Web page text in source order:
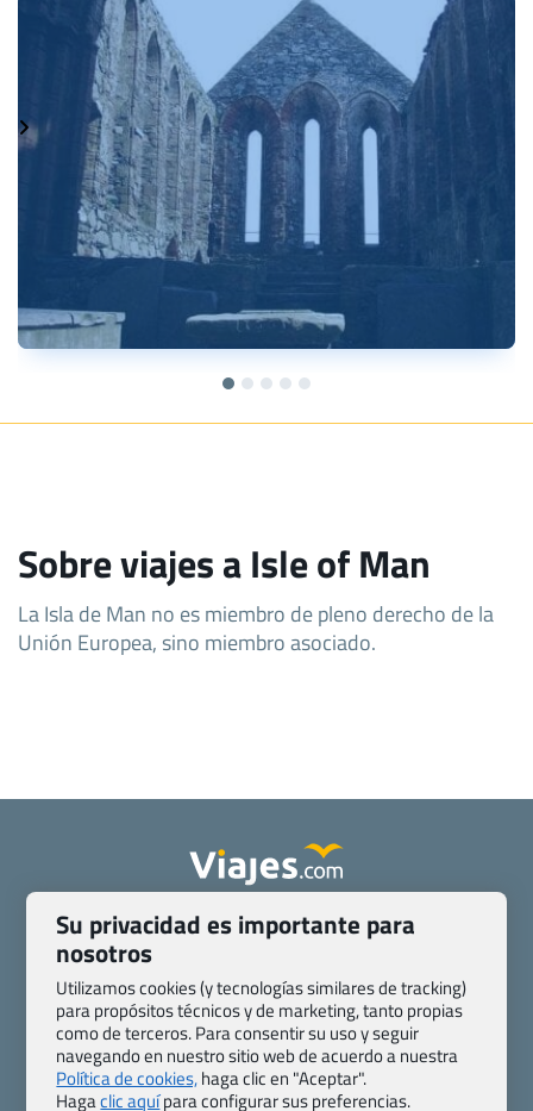
Sobre viajes a Isle of Man
La Isla de Man no es miembro de pleno derecho de la
Unión Europea, sino miembro asociado.
Quienes somos
Contacto
Pasaporte, Visado, Salud y otras disposiciones específicas
Blog de Viajes.com
Registro de agencias
Preguntas frecuentes
Condiciones generales
Política de privacidad y cookies
Transparencia
Todas las páginas – sitemap
Su privacidad es importante para
nosotros
Utilizamos cookies (y tecnologías similares de tracking)
para propósitos técnicos y de marketing, tanto propias
como de terceros. Para consentir su uso y seguir
navegando en nuestro sitio web de acuerdo a nuestra
Política de cookies,haga clic en "Aceptar".
Hagaclic aquípara configurar sus preferencias.